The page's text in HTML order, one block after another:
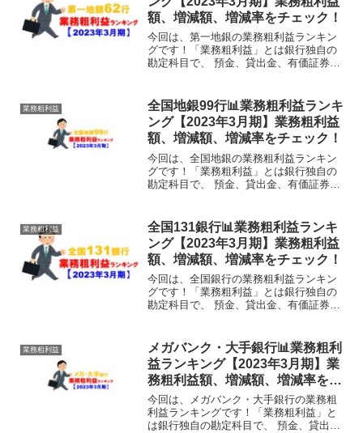
額、増減額、増減率をチェック！
今回は、第一地銀の業務粗利益ランキン
グです！「業務粗利益」とは銀行独自の
勘定科目で、 預金、貸出金、有価証券な
益」 債券などの売買益を示す「その他業
務利益」の合計です。...
業務粗利益
全国地銀99行📊業務粗利益ランキ
ング【2023年3月期】業務粗利益
額、増減額、増減率をチェック！
今回は、全国地銀の業務粗利益ランキン
グです！「業務粗利益」とは銀行独自の
勘定科目で、 預金、貸出金、有価証券な
益」 債券などの売買益を示す「その他業
務利益」の合計です。...
業務粗利益
全国131銀行📊業務粗利益ランキ
ング【2023年3月期】業務粗利益
額、増減額、増減率をチェック！
今回は、全国銀行の業務粗利益ランキン
グです！「業務粗利益」とは銀行独自の
勘定科目で、 預金、貸出金、有価証券な
益」 債券などの売買益を示す「その他業
務利益」の合計です。...
業務粗利益
メガバンク・大手銀行📊業務粗利
益ランキング【2023年3月期】業
務粗利益額、増減額、増減率をチ
ェック！
今回は、メガバンク・大手銀行の業務粗
利益ランキングです！「業務粗利益」と
は銀行独自の勘定科目で、 預金、貸出